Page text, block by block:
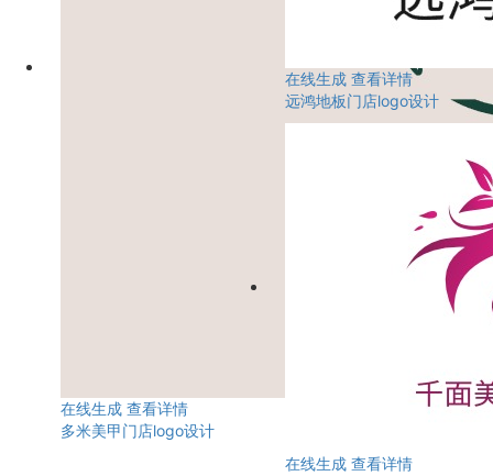
在线生成 查看详情
多米美甲门店logo设计
在线生成 查看详情
远鸿地板门店logo设计
在线生成 查看详情